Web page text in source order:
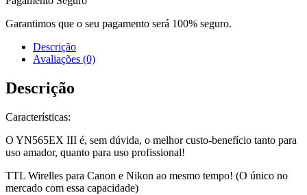
Garantimos que o seu pagamento será 100% seguro.
Descrição
Avaliações (0)
Descrição
Características:
O YN565EX III é, sem dúvida, o melhor custo-benefício tanto para
uso amador, quanto para uso profissional!
TTL Wirelles para Canon e Nikon ao mesmo tempo! (O único no
mercado com essa capacidade)